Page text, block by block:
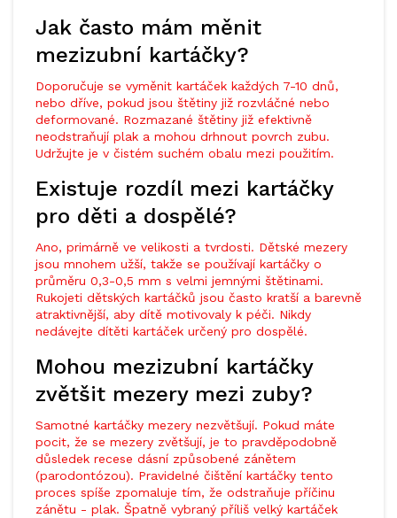
Jak často mám měnit
mezizubní kartáčky?
Doporučuje se vyměnit kartáček každých 7-10 dnů,
nebo dříve, pokud jsou štětiny již rozvláčné nebo
deformované. Rozmazané štětiny již efektivně
neodstraňují plak a mohou drhnout povrch zubu.
Udržujte je v čistém suchém obalu mezi použitím.
Existuje rozdíl mezi kartáčky
pro děti a dospělé?
Ano, primárně ve velikosti a tvrdosti. Dětské mezery
jsou mnohem užší, takže se používají kartáčky o
průměru 0,3-0,5 mm s velmi jemnými štětinami.
Rukojeti dětských kartáčků jsou často kratší a barevně
atraktivnější, aby dítě motivovaly k péči. Nikdy
nedávejte dítěti kartáček určený pro dospělé.
Mohou mezizubní kartáčky
zvětšit mezery mezi zuby?
Samotné kartáčky mezery nezvětšují. Pokud máte
pocit, že se mezery zvětšují, je to pravděpodobně
důsledek recese dásní způsobené zánětem
(parodontózou). Pravidelné čištění kartáčky tento
proces spíše zpomaluje tím, že odstraňuje příčinu
zánětu - plak. Špatně vybraný příliš velký kartáček